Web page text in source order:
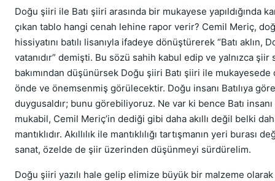
Doğu şiiri ile Batı şiiri arasında bir mukayese yapıldığında
çıkan tablo hangi cenah lehine rapor verir? Cemil Meriç,
hissiyatını batılı lisanıyla ifadeye dönüştürerek “Batı aklın,
vatanıdır” demişti. Bu sözü sahih kabul edip ve yalnızca şiir
bakımından düşünürsek Doğu şiiri Batı şiiri ile mukayesede
önde ve önemsenmiş görülecektir. Doğu insanı Batılıya
duygusaldır; bunu görebiliyoruz. Ne var ki bence Batı
mukabil, Cemil Meriç’in dediği gibi daha akıllı değil belki
mantıklıdır. Akıllılık ile mantıklılığı tartışmanın yeri burası
sanat, özelde de şiir üzerinden düşünmeyi sürdürelim.
Doğu şiiri yazılı hale gelip elimize büyük bir malzeme olarak